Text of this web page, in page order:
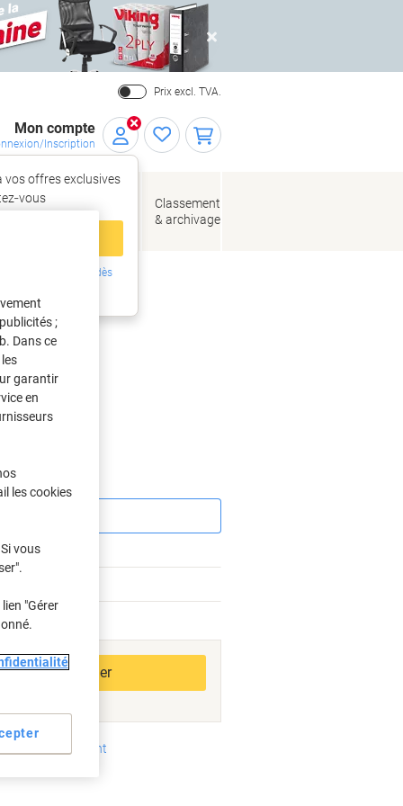
Close
Prix excl. TVA.
Mon compte
Inscription
vos offres exclusives
Inscrivez-vous dès
de bureau
Classement
& archivage
Ajouter au panier
de paiement
;
Dans ce
garantir
en
les cookies
vous
"Gérer